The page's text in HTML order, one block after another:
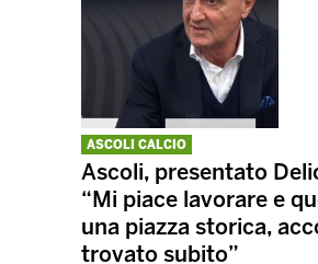
ASCOLI CALCIO
Ascoli, presentato
“Mi piace lavorare e
una piazza storica,
trovato subito”